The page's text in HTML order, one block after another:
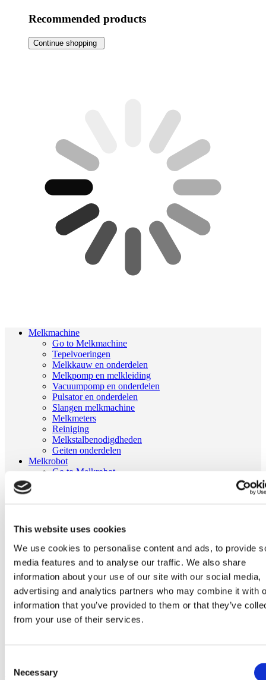
This website uses cookies
We use cookies to personalise content and ads, to provide
media features and to analyse our traffic. We also share
information about your use of our site with our social media,
advertising and analytics partners who may combine it with
information that you’ve provided to them or that they’ve
from your use of their services.
Selection
Necessary
Recommended products
Continue shopping
Melkmachine
Go to Melkmachine
Tepelvoeringen
Melkkauw en onderdelen
Melkpomp en melkleiding
Vacuumpomp en onderdelen
Pulsator en onderdelen
Slangen melkmachine
Melkmeters
Reiniging
Melkstalbenodigdheden
Geiten onderdelen
Melkrobot
Go to Melkrobot
GEA MIone
Stal benodigdheden
Go to Stal benodigdheden
Koeborstel
Ambic onderdelen
Minimelkers
stalartikelen
Skelex
Home
Ga naar het einde van de afbeeldingen-gallerij